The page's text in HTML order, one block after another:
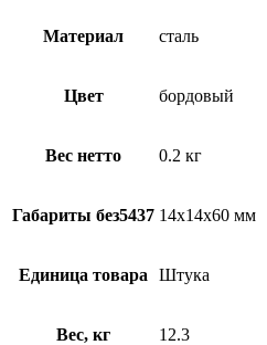
Материал сталь
Цвет бордовый
Вес нетто 0.2 кг
Габариты без5437 14х14х60 мм
Единица товара Штука
Вес, кг 12.3